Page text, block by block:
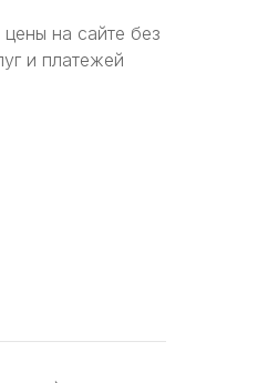
на сайте без
и платежей